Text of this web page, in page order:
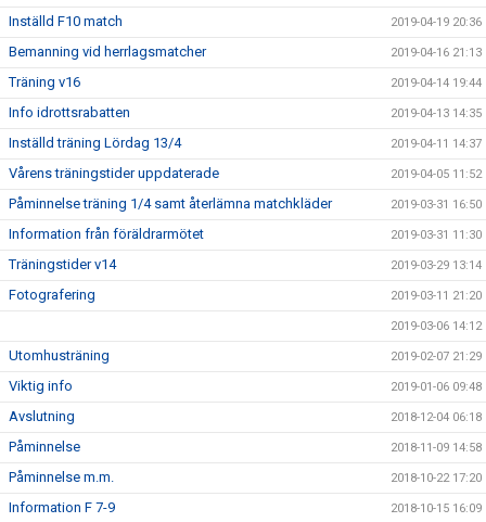
Inställd F10 match 2019-04-19 20:36
Bemanning vid herrlagsmatcher 2019-04-16 21:13
Träning v16 2019-04-14 19:44
Info idrottsrabatten 2019-04-13 14:35
Inställd träning Lördag 13/4 2019-04-11 14:37
Vårens träningstider uppdaterade 2019-04-05 11:52
Påminnelse träning 1/4 samt återlämna matchkläder 2019-03-31 16:50
Information från föräldrarmötet 2019-03-31 11:30
Träningstider v14 2019-03-29 13:14
Fotografering 2019-03-11 21:20
2019-03-06 14:12
Utomhusträning 2019-02-07 21:29
Viktig info 2019-01-06 09:48
Avslutning 2018-12-04 06:18
Påminnelse 2018-11-09 14:58
Påminnelse m.m. 2018-10-22 17:20
Information F 7-9 2018-10-15 16:09